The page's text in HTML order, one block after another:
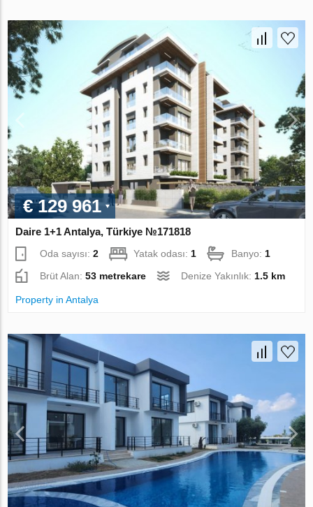
€ 129 961
Daire 1+1 Antalya, Türkiye №171818
Oda sayısı:2 Yatak odası: 1 Banyo: 1
Brüt Alan:53 metrekare Denize Yakınlık: 1.5 km
Property in Antalya